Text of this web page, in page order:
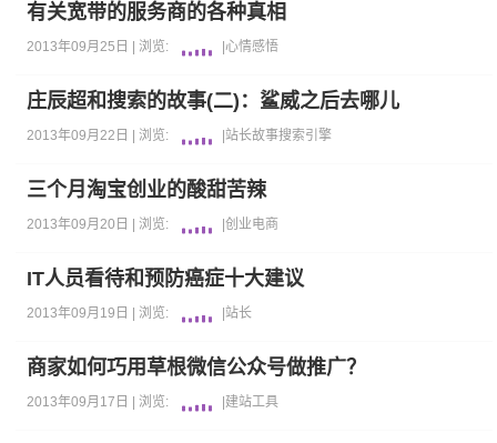
有关宽带的服务商的各种真相
2013年09月25日 | 浏览: |心情感悟
庄辰超和搜索的故事(二)：鲨威之后去哪儿
2013年09月22日 | 浏览: |站长故事搜索引擎
三个月淘宝创业的酸甜苦辣
2013年09月20日 | 浏览: |创业电商
IT人员看待和预防癌症十大建议
2013年09月19日 | 浏览: |站长
商家如何巧用草根微信公众号做推广？
2013年09月17日 | 浏览: 建站工具